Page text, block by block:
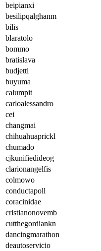
beipianxi
besilipqalghanm
bilis
blaratolo
bommo
bratislava
budjetti
buyuma
calumpit
carloalessandro
cei
changmai
chihuahuaprickl
chumado
cjkunifiedideog
clarionangelfis
colmowo
conductapoll
coracinidae
cristianonovemb
cutthegordiankn
dancingmarathon
deautoservicio